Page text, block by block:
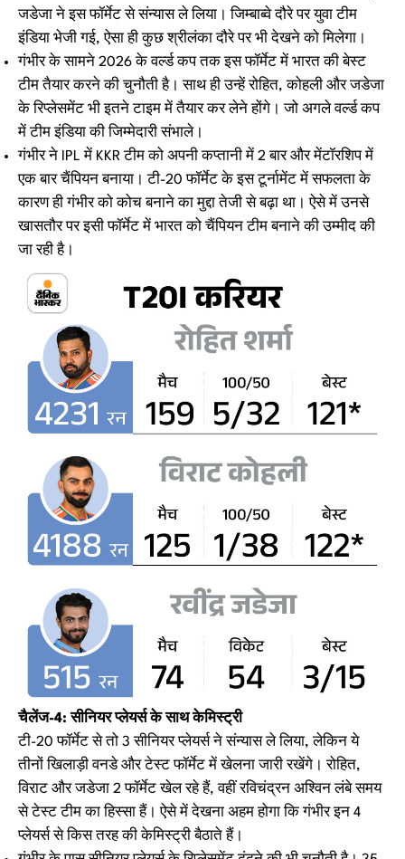
जडेजा ने इस फॉर्मेट से संन्यास ले लिया। जिम्बाब्वे दौरे पर युवा टीम
इंडिया भेजी गई, ऐसा ही कुछ श्रीलंका दौरे पर भी देखने को मिलेगा।
गंभीर के सामने 2026 के वर्ल्ड कप तक इस फॉर्मेट में भारत की बेस्ट
टीम तैयार करने की चुनौती है। साथ ही उन्हें रोहित, कोहली और जडेजा
के रिप्लेसमेंट भी इतने टाइम में तैयार कर लेने होंगे। जो अगले वर्ल्ड कप
में टीम इंडिया की जिम्मेदारी संभाले।
गंभीर ने IPL में KKR टीम को अपनी कप्तानी में 2 बार और मेंटॉरशिप में
एक बार चैंपियन बनाया। टी-20 फॉर्मेट के इस टूर्नामेंट में सफलता के
कारण ही गंभीर को कोच बनाने का मुद्दा तेजी से बढ़ा था। ऐसे में उनसे
खासतौर पर इसी फॉर्मेट में भारत को चैंपियन टीम बनाने की उम्मीद की
जा रही है।
चैलेंज-4: सीनियर प्लेयर्स के साथ केमिस्ट्री
टी-20 फॉर्मेट से तो 3 सीनियर प्लेयर्स ने संन्यास ले लिया, लेकिन ये
तीनों खिलाड़ी वनडे और टेस्ट फॉर्मेट में खेलना जारी रखेंगे। रोहित,
विराट और जडेजा 2 फॉर्मेट खेल रहे हैं, वहीं रविचंद्रन अश्विन लंबे समय
से टेस्ट टीम का हिस्सा हैं। ऐसे में देखना अहम होगा कि गंभीर इन 4
प्लेयर्स से किस तरह की केमिस्ट्री बैठाते हैं।